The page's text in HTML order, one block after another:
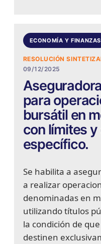
ECONOMÍA Y FINANZAS
RESOLUCIÓN
09/12/2025
para
bursátil en
con límites
específico.
Se habilita a
a realizar
denominadas en
utilizando títulos
la condición de
destinen